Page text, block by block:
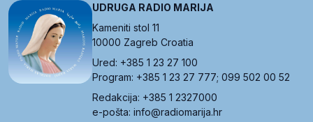
UDRUGA RADIO MARIJA
Kameniti stol 11
10000 Zagreb Croatia
Ured: +385 1 23 27 100
Program: +385 1 23 27 777; 099 502 00 52
Redakcija: +385 1 2327000
e-pošta: info@radiomarija.hr